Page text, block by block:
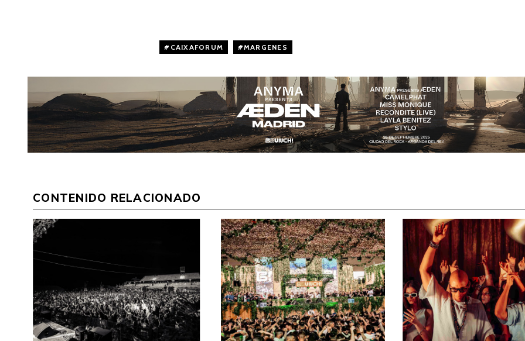
CAIXAFORUM MARGENES
CONTENIDO RELACIONADO